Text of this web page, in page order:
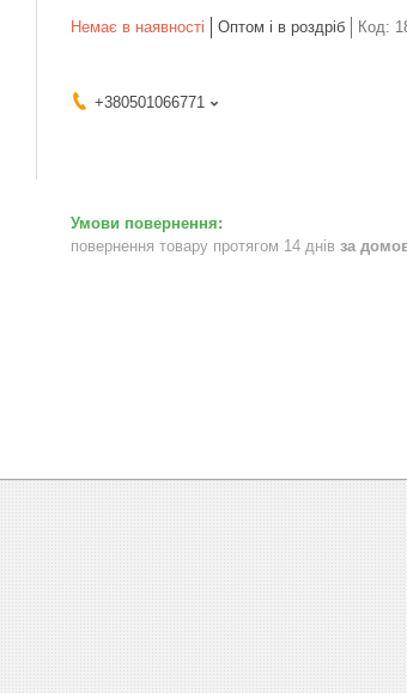
Немає в наявності Оптом і в роздріб Код:
+380501066771
повернення товару протягом 14 днів за